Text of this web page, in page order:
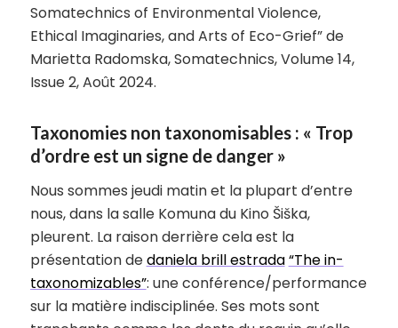
Somatechnics of Environmental Violence,
Ethical Imaginaries, and Arts of Eco-Grief” de
Marietta Radomska, Somatechnics, Volume 14,
Issue 2, Août 2024.
Taxonomies non taxonomisables : « Trop
d’ordre est un signe de danger »
Nous sommes jeudi matin et la plupart d’entre
nous, dans la salle Komuna du Kino Šiška,
pleurent. La raison derrière cela est la
présentation dedaniela brill estrada“The in-
taxonomizables”: une conférence/performance
sur la matière indisciplinée. Ses mots sont